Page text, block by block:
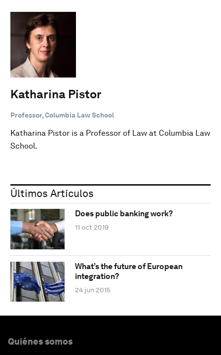
Katharina Pistor
Professor, Columbia Law School
Katharina Pistor is a Professor of Law at Columbia Law
School.
Últimos Artículos
Does public banking work?
11 oct 2019
What’s the future of European
integration?
24 jun 2015
Quiénes somos